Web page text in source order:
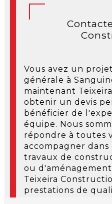
Vous avez un
générale à
maintenant
obtenir un devis
bénéficier de
équipe. Nous
répondre à toutes
accompagner dans
travaux de
ou
Teixeira
prestations de